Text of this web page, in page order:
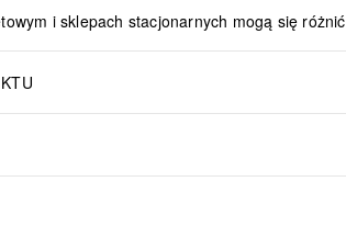
i sklepach stacjonarnych mogą się różnić